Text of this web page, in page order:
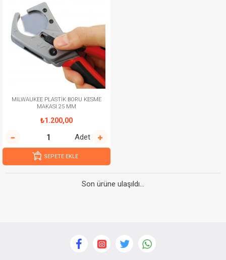
MILWAUKEE PLASTİK BORU KESME
MAKASI 25 MM
₺1.200,00
Adet
SEPETE EKLE
Son ürüne ulaşıldı...